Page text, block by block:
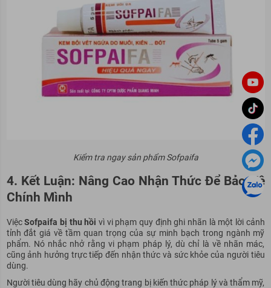
Kiểm tra ngay sản phẩm Sofpaifa
4. Kết Luận: Nâng Cao Nhận Thức Để Bảo Vệ
Chính Mình
ViệcSofpaifa bị thu hồi vì vi phạm quy định ghi nhãn là một lời cảnh
tỉnh đắt giá về tầm quan trọng của sự minh bạch trong ngành mỹ
phẩm. Nó nhắc nhở rằng vi phạm pháp lý, dù chỉ là về nhãn mác,
cũng ảnh hưởng trực tiếp đến nhận thức và sức khỏe của người tiêu
dùng.
Người tiêu dùng hãy chủ động trang bị kiến thức pháp lý và thẩm mỹ,